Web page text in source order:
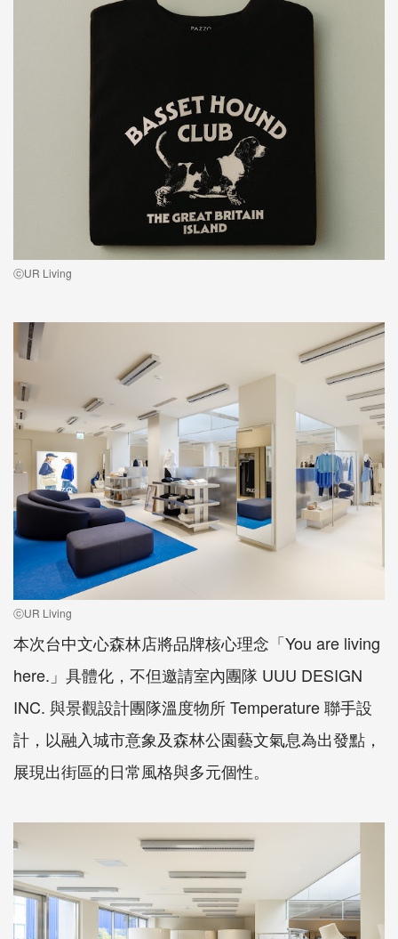
ⓒUR Living
ⓒUR Living
本次台中文心森林店將品牌核心理念「You are living
here. 」具體化，不但邀請室內團隊 UUU DESIGN
INC. 與景觀設計團隊溫度物所Temperature 聯手設
計 ，以融入城市意象及森林公園藝文氣息為出發點，
展現出街區的日常風格與多元個性。